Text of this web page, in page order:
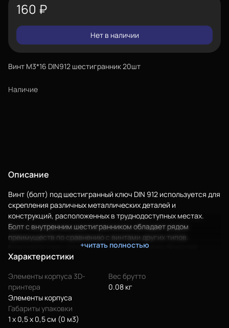
160 ₽
Нет в наличии
Винт М3*16 DIN912 шестигранник 20шт
Наличие
Описание
Винт (болт) под шестигранный ключ DIN 912 используется для
скрепления различных металлических деталей и
конструкций, расположенных в труднодоступных местах.
Болт с внутренним шестигранником обладает рядом
преимуществ по сравнению с винтами других типов.
Благодаря тому, что к винту можно приложить больший
крутящий момент, обеспечивается более прочное
в случаях, когда оборудование и механизмы подвержены
сильной вибрации и серьезным нагрузкам. Кроме того, винты
этого типа надежно защищены от несанкционированного
доступа. Внутренний шестигранник обеспечивает защиту от
срыва, что продлевает срок службы крепежа. Кроме того,
+читать полностью
Характеристики
Элементы корпуса 3D-
принтера
Элементы корпуса
Вес брутто
0.08 кг
Габариты упаковки
1 x 0,5 x 0,5 см (0 м3)
Еще
О нас
Филиалы
Сертификаты